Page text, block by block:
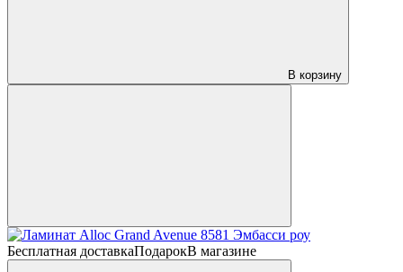
В корзину
Бесплатная доставкаПодарокВ магазине